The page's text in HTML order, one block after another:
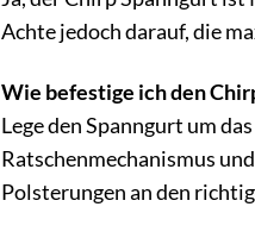
Achte jedoch darauf, die
Wie befestige ich den
Lege den Spanngurt um
Ratschenmechanismus
Polsterungen an den